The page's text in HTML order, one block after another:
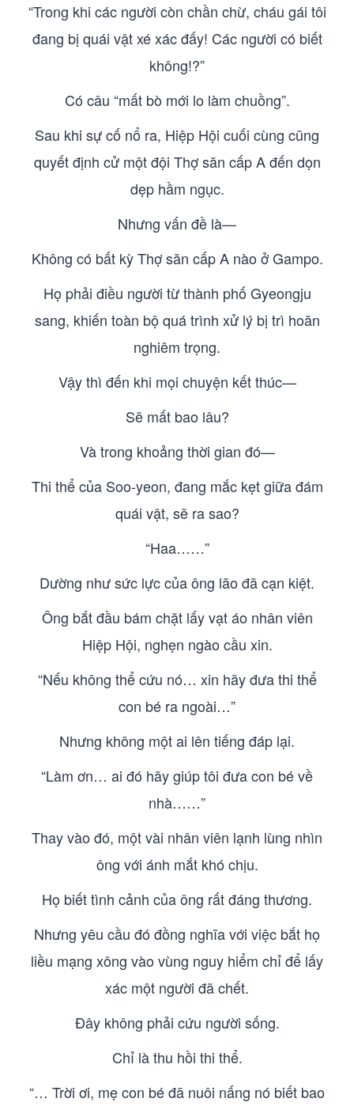
“Trong khi các người còn chần chừ, cháu gái tôi
đang bị quái vật xé xác đấy! Các người có biết
không!?”
Có câu “mất bò mới lo làm chuồng”.
Sau khi sự cố nổ ra, Hiệp Hội cuối cùng cũng
quyết định cử một đội Thợ săn cấp A đến dọn
dẹp hầm ngục.
Nhưng vấn đề là—
Không có bất kỳ Thợ săn cấp A nào ở Gampo.
Họ phải điều người từ thành phố Gyeongju
sang, khiến toàn bộ quá trình xử lý bị trì hoãn
nghiêm trọng.
Vậy thì đến khi mọi chuyện kết thúc—
Sẽ mất bao lâu?
Và trong khoảng thời gian đó—
Thi thể của Soo-yeon, đang mắc kẹt giữa đám
quái vật, sẽ ra sao?
“Haa……”
Dường như sức lực của ông lão đã cạn kiệt.
Ông bắt đầu bám chặt lấy vạt áo nhân viên
Hiệp Hội, nghẹn ngào cầu xin.
“Nếu không thể cứu nó… xin hãy đưa thi thể
con bé ra ngoài…”
Nhưng không một ai lên tiếng đáp lại.
“Làm ơn… ai đó hãy giúp tôi đưa con bé về
nhà……”
Thay vào đó, một vài nhân viên lạnh lùng nhìn
ông với ánh mắt khó chịu.
Họ biết tình cảnh của ông rất đáng thương.
Nhưng yêu cầu đó đồng nghĩa với việc bắt họ
liều mạng xông vào vùng nguy hiểm chỉ để lấy
xác một người đã chết.
Đây không phải cứu người sống.
Chỉ là thu hồi thi thể.
“… Trời ơi, mẹ con bé đã nuôi nấng nó biết bao